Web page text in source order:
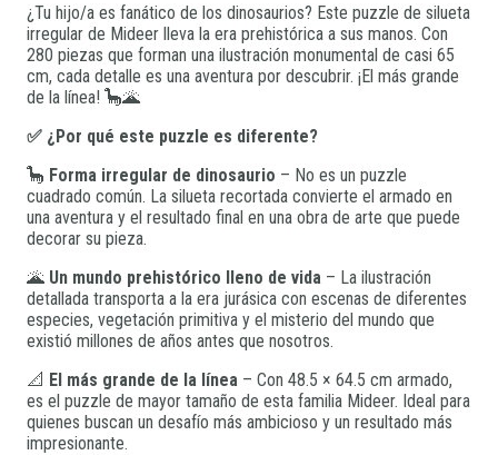
¿Tu hijo/a es fanático de los dinosaurios? Este puzzle de silueta
irregular de Mideer lleva la era prehistórica a sus manos. Con
280 piezas que forman una ilustración monumental de casi 65
cm, cada detalle es una aventura por descubrir. ¡El más grande
de la línea! 🦕🌋
✅ ¿Por qué este puzzle es diferente?
🦕 Forma irregular de dinosaurio – No es un puzzle
cuadrado común. La silueta recortada convierte el armado en
una aventura y el resultado final en una obra de arte que puede
decorar su pieza.
🌋 Un mundo prehistórico lleno de vida – La ilustración
detallada transporta a la era jurásica con escenas de diferentes
especies, vegetación primitiva y el misterio del mundo que
existió millones de años antes que nosotros.
📐 El más grande de la línea – Con 48.5 × 64.5 cm armado,
es el puzzle de mayor tamaño de esta familia Mideer. Ideal para
quienes buscan un desafío más ambicioso y un resultado más
impresionante.